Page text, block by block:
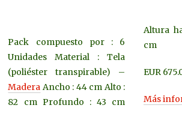
Pack compuesto por : 6
Unidades Material : Tela
(poliéster transpirable) –
Madera Ancho : 44 cm Alto :
82 cm Profundo : 43 cm
Altura
cm
EUR
Más